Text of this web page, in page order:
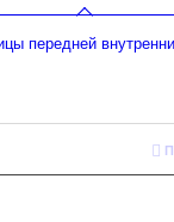
передней